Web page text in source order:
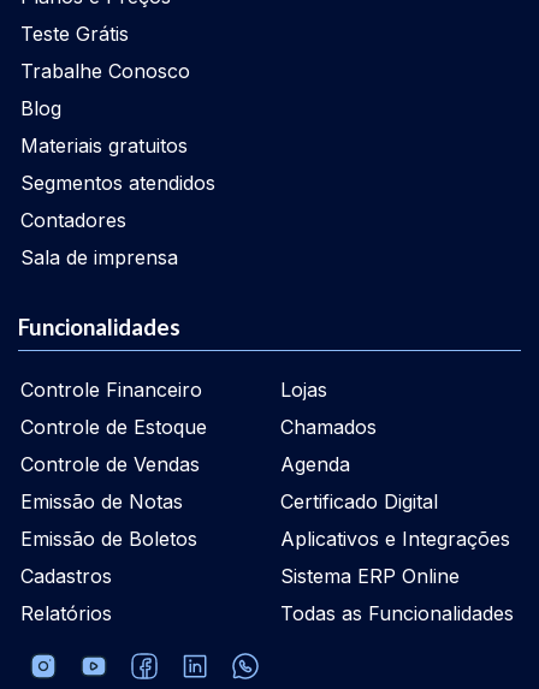
Teste Grátis
Trabalhe Conosco
Blog
Materiais gratuitos
Segmentos atendidos
Contadores
Sala de imprensa
Funcionalidades
Controle Financeiro
Controle de Estoque
Controle de Vendas
Emissão de Notas
Emissão de Boletos
Cadastros
Relatórios
Lojas
Chamados
Agenda
Certificado Digital
Aplicativos e Integrações
Sistema ERP Online
Todas as Funcionalidades